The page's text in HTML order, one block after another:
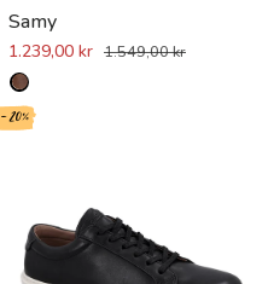
Samy
1.239,00 kr 1.549,00 kr
- 20%